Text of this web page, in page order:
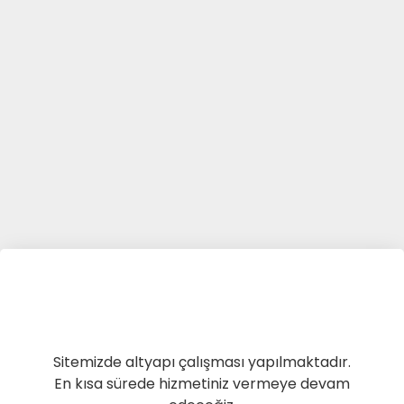
Sitemizde altyapı çalışması yapılmaktadır.
En kısa sürede hizmetiniz vermeye devam